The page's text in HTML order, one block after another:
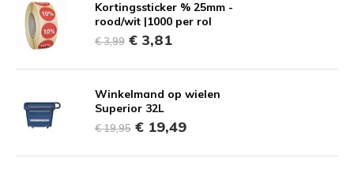
Kortingssticker % 25mm -
rood/wit |1000 per rol
€ 3,99 € 3,81
Winkelmand op wielen
Superior 32L
€ 19,95 € 19,49